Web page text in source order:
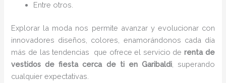
Entre otros.
Explorar la moda nos permite avanzar y evolucionar con
innovadores diseños, colores, enamorándonos cada día
más de las tendencias que ofrece el servicio de renta de
vestidos de fiesta cerca de ti en Garibaldi, superando
cualquier expectativas.